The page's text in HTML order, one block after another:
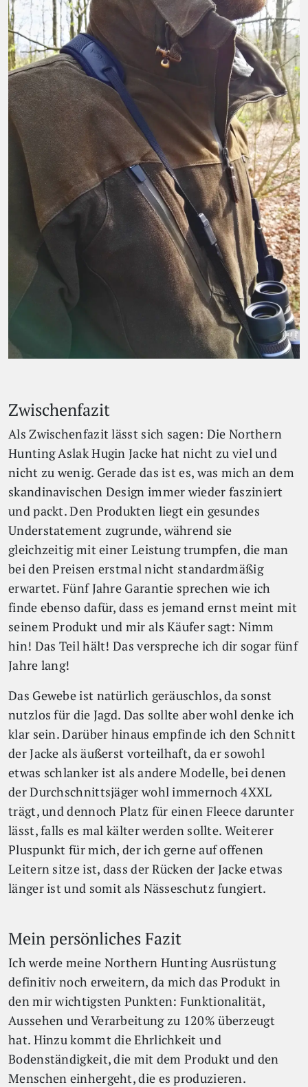
Zwischenfazit
Als Zwischenfazit lässt sich sagen: Die Northern
Hunting Aslak Hugin Jacke hat nicht zu viel und
nicht zu wenig. Gerade das ist es, was mich an dem
skandinavischen Design immer wieder fasziniert
und packt. Den Produkten liegt ein gesundes
Understatement zugrunde, während sie
gleichzeitig mit einer Leistung trumpfen, die man
bei den Preisen erstmal nicht standardmäßig
erwartet. Fünf Jahre Garantie sprechen wie ich
finde ebenso dafür, dass es jemand ernst meint mit
seinem Produkt und mir als Käufer sagt: Nimm
hin! Das Teil hält! Das verspreche ich dir sogar fünf
Jahre lang!
Das Gewebe ist natürlich geräuschlos, da sonst
nutzlos für die Jagd. Das sollte aber wohl denke ich
klar sein. Darüber hinaus empfinde ich den Schnitt
der Jacke als äußerst vorteilhaft, da er sowohl
etwas schlanker ist als andere Modelle, bei denen
der Durchschnittsjäger wohl immernoch 4XXL
trägt, und dennoch Platz für einen Fleece darunter
lässt, falls es mal kälter werden sollte. Weiterer
Pluspunkt für mich, der ich gerne auf offenen
Leitern sitze ist, dass der Rücken der Jacke etwas
länger ist und somit als Nässeschutz fungiert.
Mein persönliches Fazit
Ich werde meine Northern Hunting Ausrüstung
definitiv noch erweitern, da mich das Produkt in
den mir wichtigsten Punkten: Funktionalität,
Aussehen und Verarbeitung zu 120% überzeugt
hat. Hinzu kommt die Ehrlichkeit und
Bodenständigkeit, die mit dem Produkt und den
Menschen einhergeht, die es produzieren.